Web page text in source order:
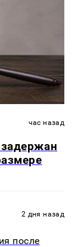
час назад
2 дня назад
после